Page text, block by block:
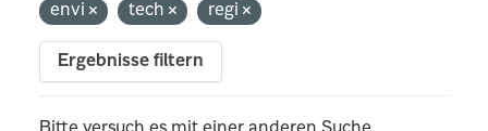
envi
tech regi
Ergebnisse filtern